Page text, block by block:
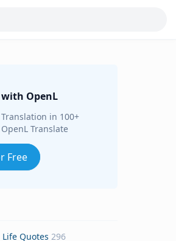
OpenL
in 100+
Translate
Free
Life Quotes 296